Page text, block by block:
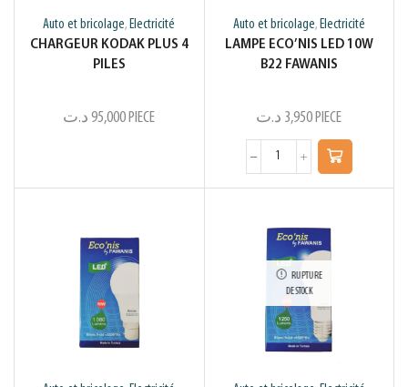
Auto et bricolage, Electricité
CHARGEUR KODAK PLUS 4
PILES
95,000 د.ت PIECE
Auto et bricolage, Electricité
LAMPE ECO’NIS LED 10W
B22 FAWANIS
3,950 د.ت PIECE
RUPTURE
DE STOCK